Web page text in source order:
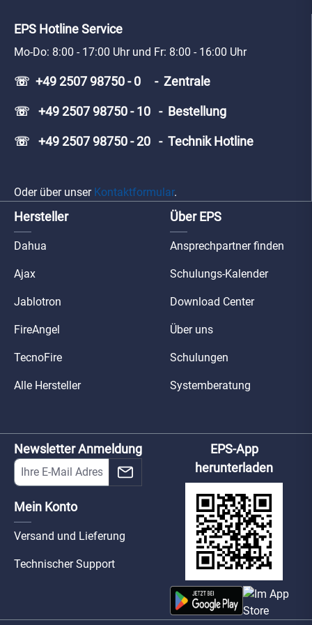
EPS Hotline Service
Mo-Do: 8:00 - 17:00 Uhr und Fr: 8:00 - 16:00 Uhr
☏ +49 2507 98750 - 0 - Zentrale
☏ +49 2507 98750 - 10 - Bestellung
☏ +49 2507 98750 - 20 - Technik Hotline
Oder über unser Kontaktformular.
Hersteller
Dahua
Ajax
Jablotron
FireAngel
TecnoFire
Alle Hersteller
Über EPS
Ansprechpartner finden
Schulungs-Kalender
Download Center
Über uns
Schulungen
Systemberatung
Newsletter Anmeldung
Mein Konto
Versand und Lieferung
Technischer Support
EPS-App
herunterladen